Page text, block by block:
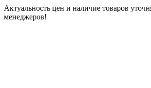
Актуальность цен и наличие товаров
менеджеров!